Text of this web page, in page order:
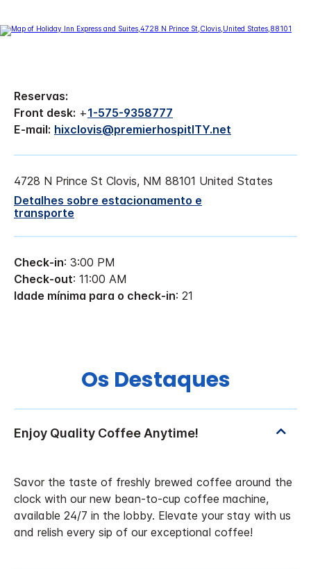
Reservas:
Front desk: +1-575-9358777
E-mail: hixclovis@premierhospitITY.net
4728 N Prince St Clovis, NM 88101 United States
Detalhes sobre estacionamento e
transporte
Check-in: 3:00 PM
Check-out: 11:00 AM
Idade mínima para o check-in: 21
Os Destaques
Savor the taste of freshly brewed coffee around the
clock with our new bean-to-cup coffee machine,
available 24/7 in the lobby. Elevate your stay with us
and relish every sip of our exceptional coffee!